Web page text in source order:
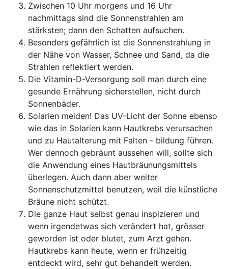
Zwischen 10 Uhr morgens und 16 Uhr
nachmittags sind die Sonnenstrahlen am
stärksten; dann den Schatten aufsuchen.
Besonders gefährlich ist die Sonnenstrahlung in
der Nähe von Wasser, Schnee und Sand, da die
Strahlen reflektiert werden.
Die Vitamin-D-Versorgung soll man durch eine
gesunde Ernährung sicherstellen, nicht durch
Sonnenbäder.
Solarien meiden! Das UV-Licht der Sonne ebenso
wie das in Solarien kann Hautkrebs verursachen
und zu Hautalterung mit Falten - bildung führen.
Wer dennoch gebräunt aussehen will, sollte sich
die Anwendung eines Hautbräunungsmittels
überlegen. Auch dann aber weiter
Sonnenschutzmittel benutzen, weil die künstliche
Bräune nicht schützt.
Die ganze Haut selbst genau inspizieren und
wenn irgendetwas sich verändert hat, grösser
geworden ist oder blutet, zum Arzt gehen.
Hautkrebs kann heute, wenn er frühzeitig
entdeckt wird, sehr gut behandelt werden.